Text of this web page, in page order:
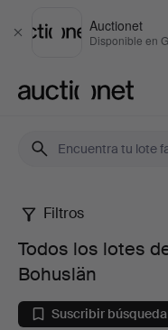
Cerrar
Auctionet
Disponible en
Todos
los
lotes
Filtros
Todos los lotes
Bohuslän
Suscribir búsqueda